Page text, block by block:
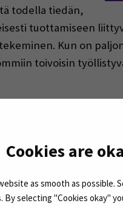
Cookies are
as smooth as
selecting "Cookies okay"
todella tiedän,
tuottamiseen
Kun on
toivoisin
käytäntöjä, mutta
vuonna teoriassa
niitä